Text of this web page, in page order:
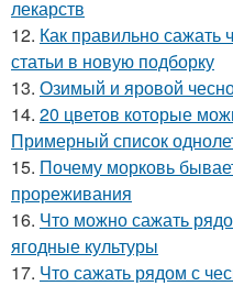
лекарств
12. Как правильно сажать
статьи в новую подборку
13. Озимый и яровой
14. 20 цветов которые
Примерный список
15. Почему морковь
прореживания
16. Что можно сажать
ягодные культуры
17. Что сажать рядом с